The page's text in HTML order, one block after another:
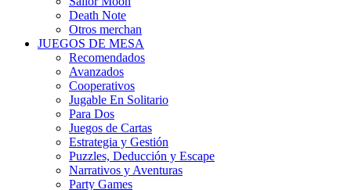
Death Note
Otros merchan
JUEGOS DE MESA
Recomendados
Avanzados
Cooperativos
Jugable En Solitario
Para Dos
Juegos de Cartas
Estrategia y Gestión
Puzzles, Deducción y Escape
Narrativos y Aventuras
Party Games